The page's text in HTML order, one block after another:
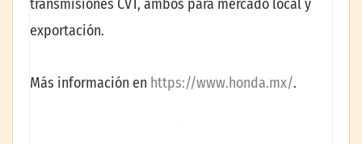
transmisiones CVT, ambos para mercado local y
exportación.
Más información en https://www.honda.mx/.